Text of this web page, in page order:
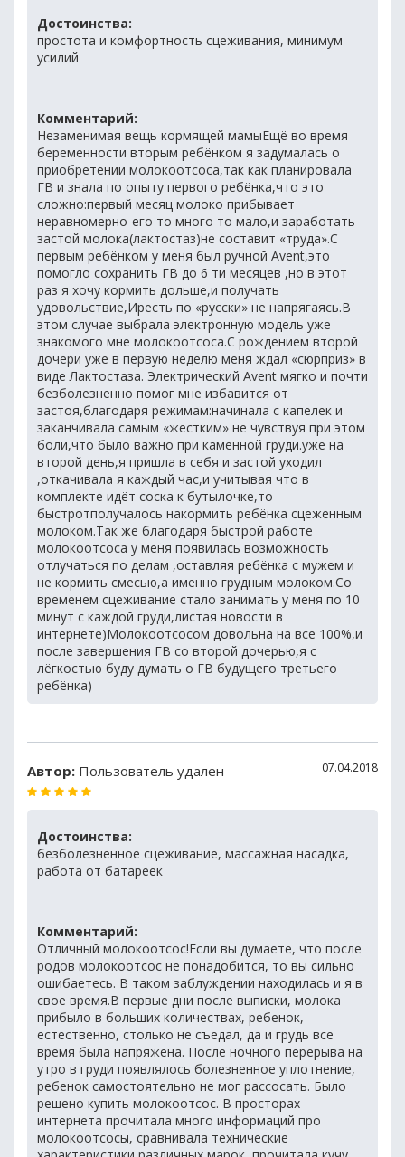
Достоинства:
простота и комфортность сцеживания, минимум
усилий
Комментарий:
Незаменимая вещь кормящей мамыЕщё во время
беременности вторым ребёнком я задумалась о
приобретении молокоотсоса,так как планировала
ГВ и знала по опыту первого ребёнка,что это
сложно:первый месяц молоко прибывает
неравномерно-его то много то мало,и заработать
застой молока(лактостаз)не составит «труда».С
первым ребёнком у меня был ручной Avent,это
помогло сохранить ГВ до 6 ти месяцев ,но в этот
раз я хочу кормить дольше,и получать
удовольствие,Иресть по «русски» не напрягаясь.В
этом случае выбрала электронную модель уже
знакомого мне молокоотсоса.С рождением второй
дочери уже в первую неделю меня ждал «сюрприз» в
виде Лактостаза. Электрический Avent мягко и почти
безболезненно помог мне избавится от
застоя,благодаря режимам:начинала с капелек и
заканчивала самым «жестким» не чувствуя при этом
боли,что было важно при каменной груди.уже на
второй день,я пришла в себя и застой уходил
,откачивала я каждый час,и учитывая что в
комплекте идёт соска к бутылочке,то
быстротполучалось накормить ребёнка сцеженным
молоком.Так же благодаря быстрой работе
молокоотсоса у меня появилась возможность
отлучаться по делам ,оставляя ребёнка с мужем и
не кормить смесью,а именно грудным молоком.Со
временем сцеживание стало занимать у меня по 10
минут с каждой груди,листая новости в
интернете)Молокоотсосом довольна на все 100%,и
после завершения ГВ со второй дочерью,я с
лёгкостью буду думать о ГВ будущего третьего
ребёнка)
Автор: Пользователь удален 07.04.2018
Достоинства:
безболезненное сцеживание, массажная насадка,
работа от батареек
Комментарий:
Отличный молокоотсос!Если вы думаете, что после
родов молокоотсос не понадобится, то вы сильно
ошибаетесь. В таком заблуждении находилась и я в
свое время.В первые дни после выписки, молока
прибыло в больших количествах, ребенок,
естественно, столько не съедал, да и грудь все
время была напряжена. После ночного перерыва на
утро в груди появлялось болезненное уплотнение,
ребенок самостоятельно не мог рассосать. Было
решено купить молокоотсос. В просторах
интернета прочитала много информаций про
молокоотсосы, сравнивала технические